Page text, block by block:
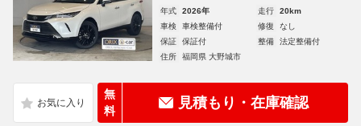
年式 2026年 走行
20km
車検
車検整備付 修復
なし
保証
保証付 整備
法定整備付
住所
福岡県 大野城市
無
料
見積もり・在庫確認